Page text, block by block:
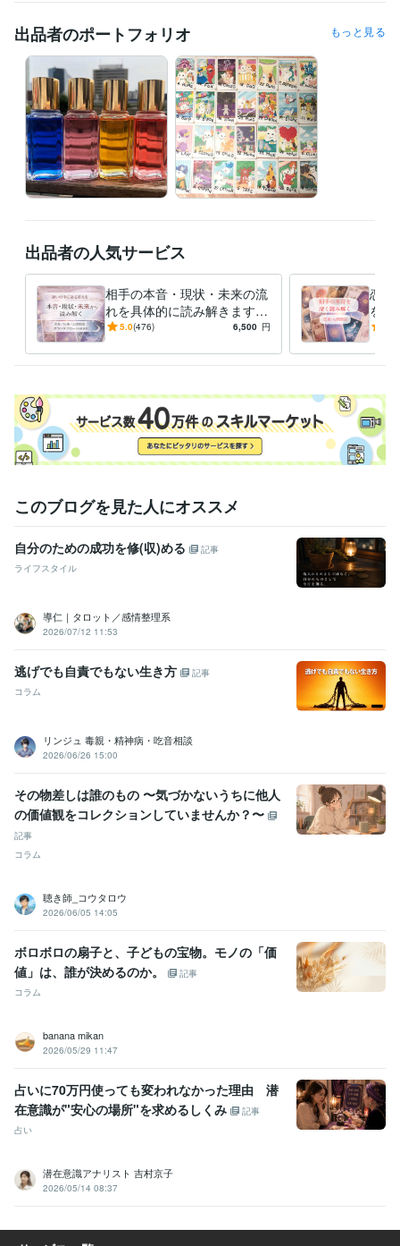
オーダーメニューをご希望の方はメッセージくださいませ＾＾
※ご依頼が集中した場合即日お届けができないことがありますが、基本的
に24時間以内の結果お伝えとなります。
★結果に関しての質問について★
・当日に限りメニューによって1つ、あるいは2つ受け付けております。
よくお読みになってご購入ください。
お仕事などご都合ありましたらご連絡くださいませ。
※質問含めての承諾ですので、承諾後のご質問は受け付けません。
※2１時以降はいかなるお答えも出来かねます。
・不明点、質問も基本的に当日中とさせていただきます。承諾後もお答
えできません
トークルーム管理の為、正式な納品後、やりとりが終了しましたらすぐ
ライフスタイル・その他 / 占い師 経験年数 : 20年
ライフスタイル・その他 / カウンセラー・コーチ 経験年数 : 16年
ライフスタイル・その他 / 保育士・ベビーシッター 経験年数 : 22年
資格・検定
保育士 取得年 : 2015年
カラーセラピスト 取得年 : 2014年
得意分野
占い タロット、オラクル、ルノルマンカード
人生総合
悩み カラーセラピー カウンセリング
自己肯定感
マインド
出品者のポートフォリオ もっと見る
出品者の人気サービス
相手の本音・現状・未来の流
れを具体的に読み解きます
恋愛・仕事・人間関係の背景
えます
5.0(476) 6,500 円
恋愛
を深
0年
このブログを見た人にオススメ
自分のための成功を修(収)める
記事
ライフスタイル
導仁｜タロット／感情整理系
2026/07/12 11:53
逃げでも自責でもない生き方
記事
コラム
リンジュ 毒親・精神病・吃音相談
2026/06/26 15:00
その物差しは誰のもの 〜気づかないうちに他人
の価値観をコレクションしていませんか？〜
記事
コラム
聴き師_コウタロウ
2026/06/05 14:05
ボロボロの扇子と、子どもの宝物。モノの「価
値」は、誰が決めるのか。
記事
コラム
banana mikan
2026/05/29 11:47
占いに70万円使っても変われなかった理由 潜
在意識が"安心の場所"を求めるしくみ
記事
占い
潜在意識アナリスト 吉村京子
2026/05/14 08:37